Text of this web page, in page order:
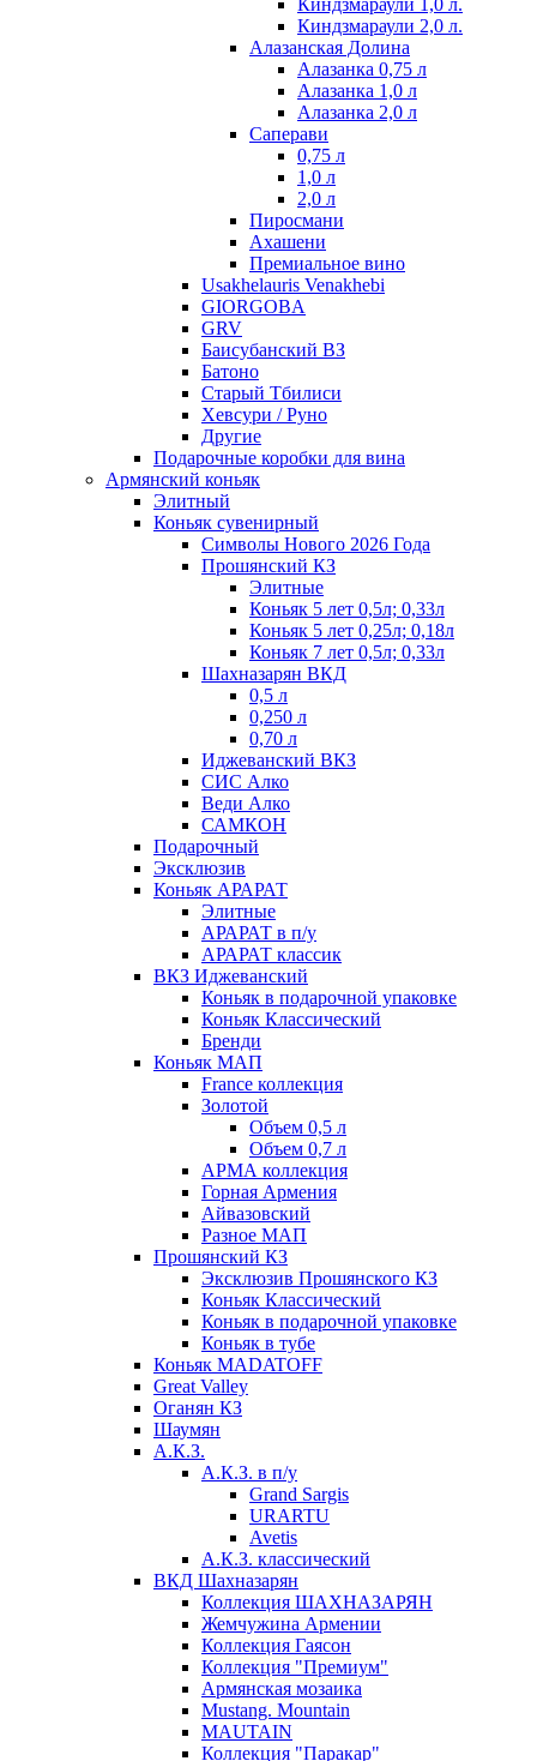
Киндзмараули 1,0 л.
Киндзмараули 2,0 л.
Алазанская Долина
Алазанка 0,75 л
Алазанка 1,0 л
Алазанка 2,0 л
Саперави
0,75 л
1,0 л
2,0 л
Пиросмани
Ахашени
Премиальное вино
Usakhelauris Venakhebi
GIORGOBA
GRV
Баисубанский ВЗ
Батоно
Старый Тбилиси
Хевсури / Руно
Другие
Подарочные коробки для вина
Армянский коньяк
Элитный
Коньяк сувенирный
Символы Нового 2026 Года
Прошянский КЗ
Элитные
Коньяк 5 лет 0,5л; 0,33л
Коньяк 5 лет 0,25л; 0,18л
Коньяк 7 лет 0,5л; 0,33л
Шахназарян ВКД
0,5 л
0,250 л
0,70 л
Иджеванский ВКЗ
СИС Алко
Веди Алко
САМКОН
Подарочный
Эксклюзив
Коньяк АРАРАТ
Элитные
АРАРАТ в п/у
АРАРАТ классик
ВКЗ Иджеванский
Коньяк в подарочной упаковке
Коньяк Классический
Бренди
Коньяк МАП
France коллекция
Золотой
Объем 0,5 л
Объем 0,7 л
АРМА коллекция
Горная Армения
Айвазовский
Разное МАП
Прошянский КЗ
Эксклюзив Прошянского КЗ
Коньяк Классический
Коньяк в подарочной упаковке
Коньяк в тубе
Коньяк MADATOFF
Great Valley
Оганян КЗ
Шаумян
А.К.З.
А.К.З. в п/у
Grand Sargis
URARTU
Avetis
А.К.З. классический
ВКД Шахназарян
Коллекция ШАХНАЗАРЯН
Жемчужина Армении
Коллекция Гаясон
Коллекция "Премиум"
Армянская мозаика
Mustang. Mountain
MAUTAIN
Коллекция "Паракар"